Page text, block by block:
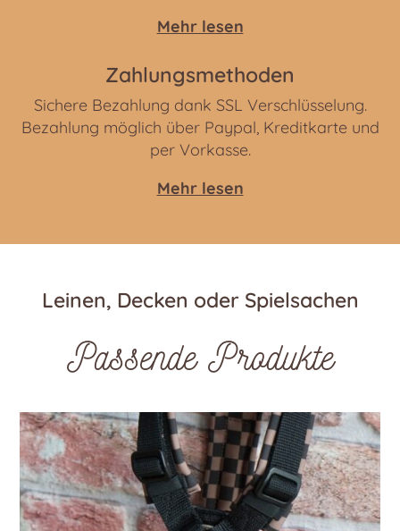
Mehr lesen
Zahlungsmethoden
Sichere Bezahlung dank SSL Verschlüsselung.
Bezahlung möglich über Paypal, Kreditkarte und
per Vorkasse.
Mehr lesen
Leinen, Decken oder Spielsachen
Passende Produkte